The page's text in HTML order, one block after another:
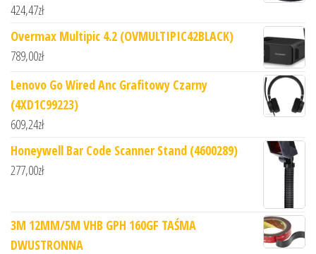
424,47zł
Overmax Multipic 4.2 (OVMULTIPIC42BLACK)
789,00zł
Lenovo Go Wired Anc Grafitowy Czarny
(4XD1C99223)
609,24zł
Honeywell Bar Code Scanner Stand (4600289)
277,00zł
3M 12MM/5M VHB GPH 160GF TAŚMA
DWUSTRONNA